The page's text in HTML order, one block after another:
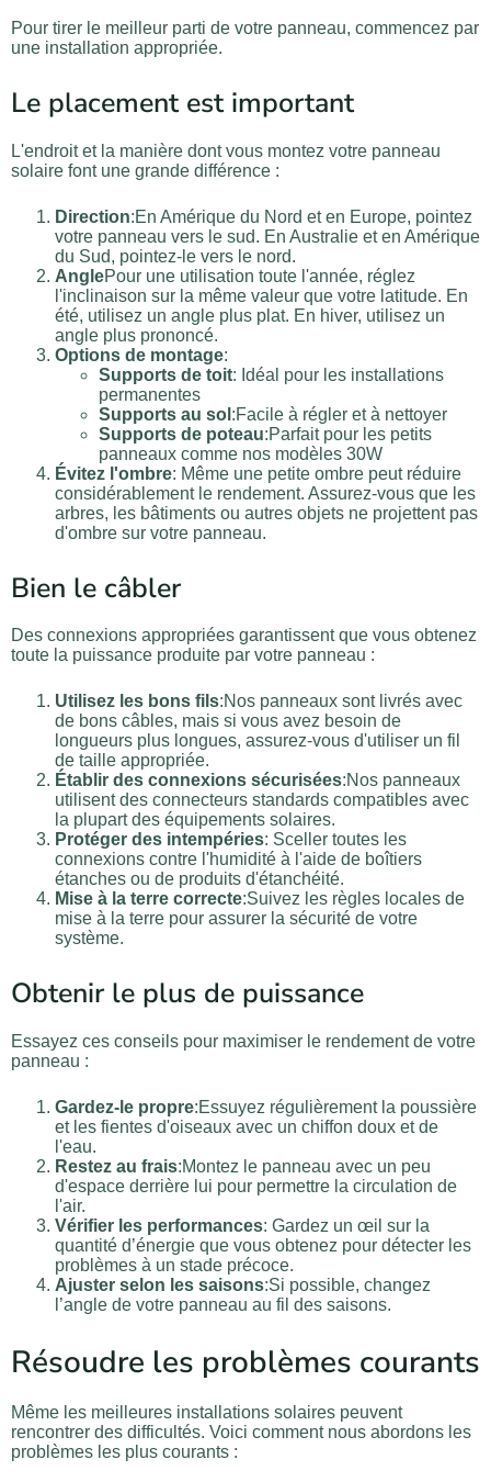
Pour tirer le meilleur parti de votre panneau, commencez par
une installation appropriée.
Le placement est important
L'endroit et la manière dont vous montez votre panneau
solaire font une grande différence :
Direction:En Amérique du Nord et en Europe, pointez
votre panneau vers le sud. En Australie et en Amérique
du Sud, pointez-le vers le nord.
AnglePour une utilisation toute l'année, réglez
l'inclinaison sur la même valeur que votre latitude. En
été, utilisez un angle plus plat. En hiver, utilisez un
angle plus prononcé.
Options de montage:
Supports de toit: Idéal pour les installations
permanentes
Supports au sol :Facile à régler et à nettoyer
Supports de poteau:Parfait pour les petits
panneaux comme nos modèles 30W
Évitez l'ombre: Même une petite ombre peut réduire
considérablement le rendement. Assurez-vous que les
arbres, les bâtiments ou autres objets ne projettent pas
d'ombre sur votre panneau.
Bien le câbler
Des connexions appropriées garantissent que vous obtenez
toute la puissance produite par votre panneau :
Utilisez les bons fils:Nos panneaux sont livrés avec
de bons câbles, mais si vous avez besoin de
longueurs plus longues, assurez-vous d'utiliser un fil
de taille appropriée.
Établir des connexions sécurisées:Nos panneaux
utilisent des connecteurs standards compatibles avec
la plupart des équipements solaires.
Protéger des intempéries: Sceller toutes les
connexions contre l'humidité à l'aide de boîtiers
étanches ou de produits d'étanchéité.
Mise à la terre correcte:Suivez les règles locales de
mise à la terre pour assurer la sécurité de votre
système.
Obtenir le plus de puissance
Essayez ces conseils pour maximiser le rendement de votre
panneau :
Gardez-le propre:Essuyez régulièrement la poussière
et les fientes d'oiseaux avec un chiffon doux et de
l'eau.
Restez au frais:Montez le panneau avec un peu
d'espace derrière lui pour permettre la circulation de
l'air.
Vérifier les performances: Gardez un œil sur la
quantité d’énergie que vous obtenez pour détecter les
problèmes à un stade précoce.
Ajuster selon les saisons:Si possible, changez
l’angle de votre panneau au fil des saisons.
Résoudre les problèmes courants
Même les meilleures installations solaires peuvent
rencontrer des difficultés. Voici comment nous abordons les
problèmes les plus courants :